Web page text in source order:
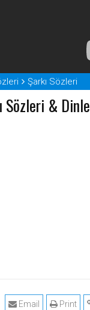
Şarkı Sözleri
Sözleri & Dinle
Print
Email